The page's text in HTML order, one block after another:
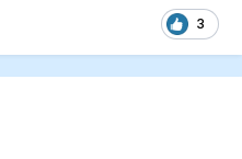
3